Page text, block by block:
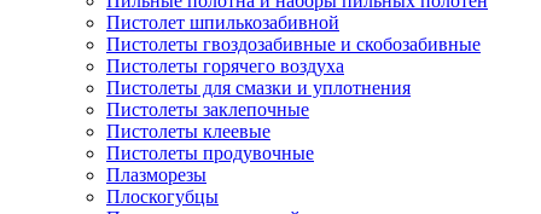
Пистолет шпилькозабивной
Пистолеты гвоздозабивные и скобозабивные
Пистолеты горячего воздуха
Пистолеты для смазки и уплотнения
Пистолеты заклепочные
Пистолеты клеевые
Пистолеты продувочные
Плазморезы
Плоскогубцы